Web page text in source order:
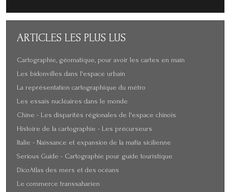
ARTICLES LES PLUS LUS
Cartographie, géomatique, pour avoir les cartes en main
Les bidonvilles dans l'espace urbain
La représentation cartographique du métro
Les essais nucléaires dans le monde
Chine - Les disparités régionales de l'espace chinois
Histoire de la cartographie - Les précurseurs
Italie - Naissance et expansion de la mafia sicilienne
Serious Guide - Cartographie pour guide touristique
DicoAtlas des mers et des océans
Le commerce transsaharien